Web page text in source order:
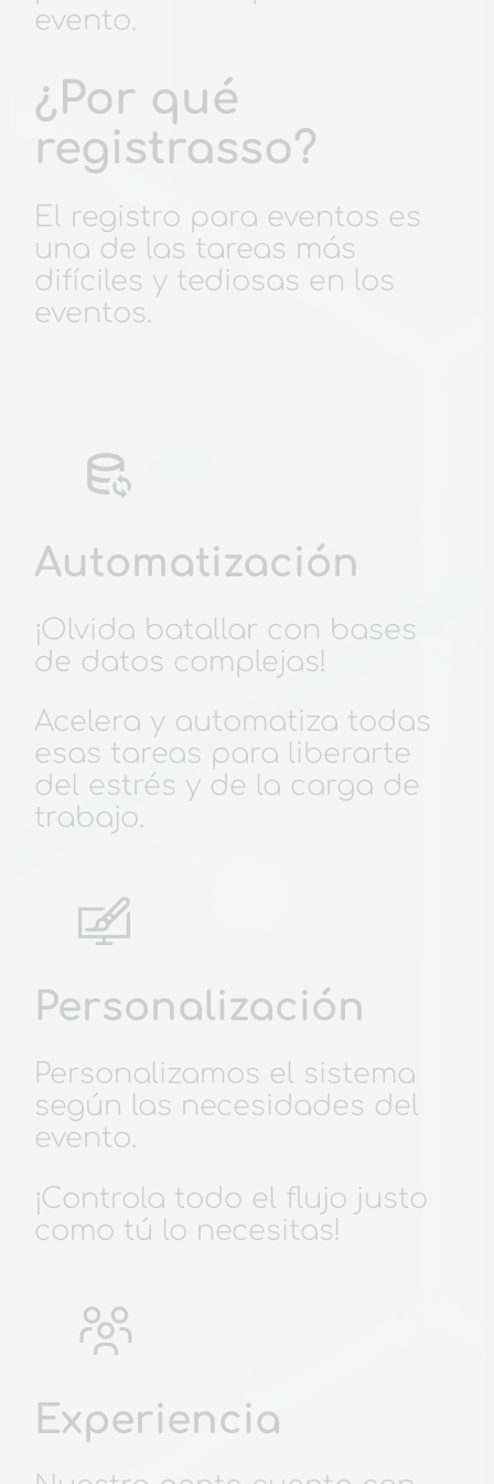
evento.
¿Por qué
registrasso?
El registro para eventos es
una de las tareas más
difíciles y tediosas en los
eventos.
Automatización
¡Olvida batallar con bases
de datos complejas!
Acelera y automatiza todas
esas tareas para liberarte
del estrés y de la carga de
trabajo.
Personalización
Personalizamos el sistema
según las necesidades del
evento.
¡Controla todo el flujo justo
como tú lo necesitas!
Experiencia